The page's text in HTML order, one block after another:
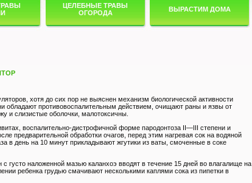
ЦЕЛЕБНЫЕ ТРАВЫ
ОГОРОДА
ВЫРАСТИМ ДОМА
хотя до сих пор не выяснен механизм биологической активности
обладают противовоспалительным действием, очищают раны и язвы от
и слизистые оболочки, малотоксичны.
воспалительно-дистрофичной форме пародонтоза II—III степени и
предварительной обработки очагов, перед этим нагревая сок на водяной
в день на 10 минут прикладывают жгутики из ваты, смоченные в соке
густо наложенной мазью каланхоэ вводят в течение 15 дней во влагалище на
ребенка грудью смачивают несколькими каплями сока из пипетки в